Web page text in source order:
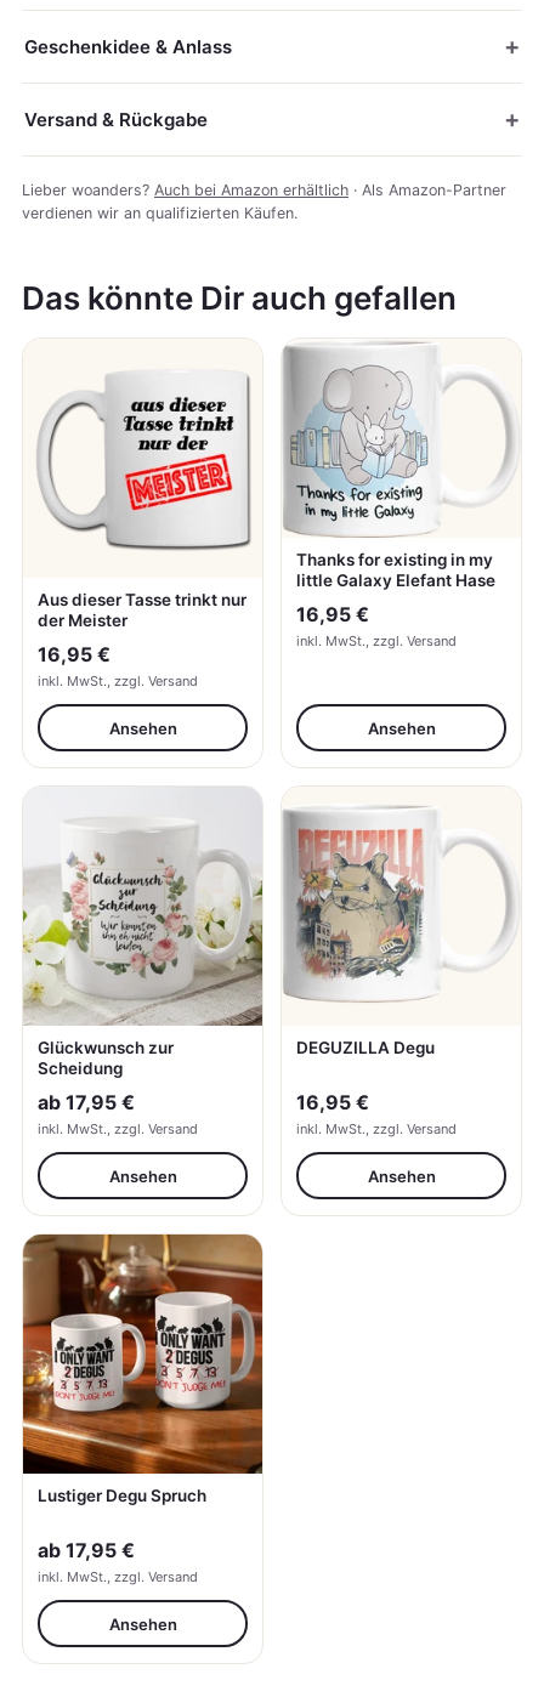
Geschenkidee & Anlass
Versand & Rückgabe
Lieber woanders? Auch bei Amazon erhältlich · Als Amazon-Partner
verdienen wir an qualifizierten Käufen.
Das könnte Dir auch gefallen
Aus dieser Tasse trinkt nur
der Meister
16,95 €
inkl. MwSt., zzgl. Versand
Ansehen
Thanks for existing in my
little Galaxy Elefant Hase
16,95 €
inkl. MwSt., zzgl. Versand
Ansehen
Glückwunsch zur
Scheidung
ab 17,95 €
inkl. MwSt., zzgl. Versand
Ansehen
DEGUZILLA Degu
16,95 €
inkl. MwSt., zzgl. Versand
Ansehen
Lustiger Degu Spruch
ab 17,95 €
inkl. MwSt., zzgl. Versand
Ansehen